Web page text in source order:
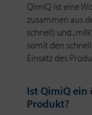
QimiQ ist eine
zusammen aus
schnell) und
somit den
Einsatz des
Ist QimiQ ein
Produkt?